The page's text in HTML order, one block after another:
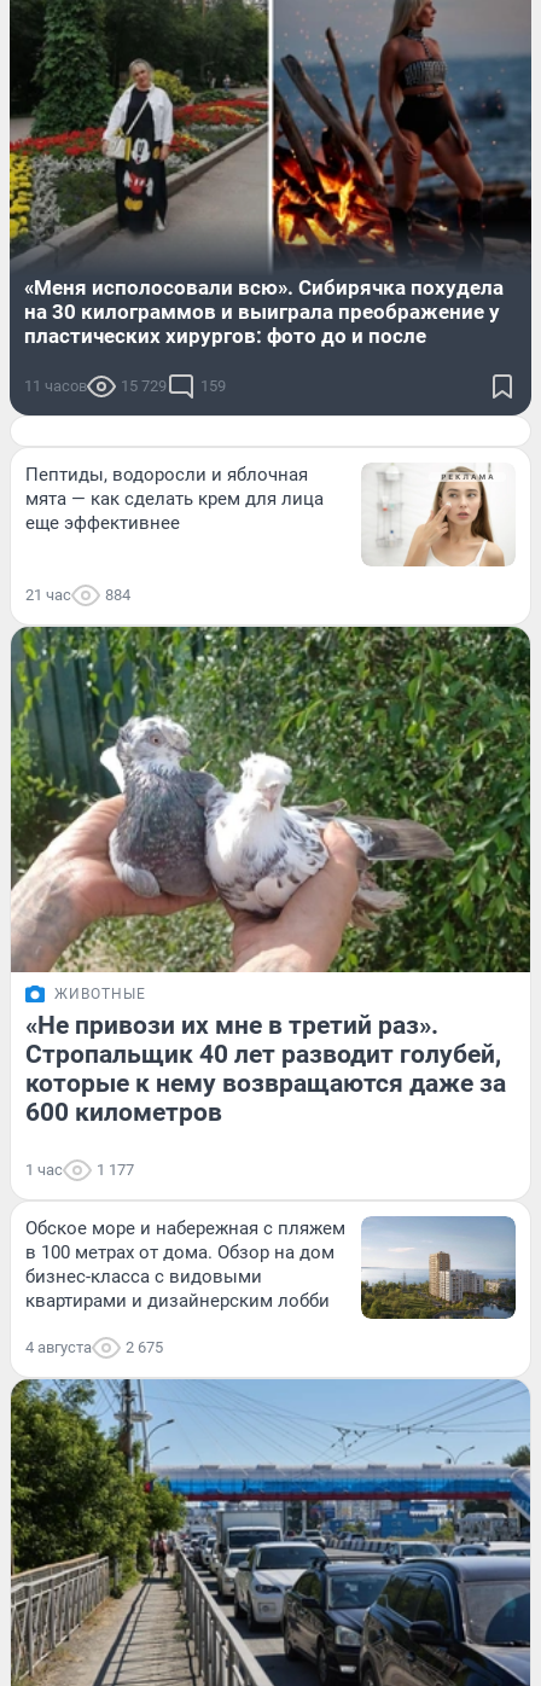
«Меня исполосовали всю». Сибирячка похудела
на 30 килограммов и выиграла преображение у
пластических хирургов: фото до и после
11 часов 15 729 159
Пептиды, водоросли и яблочная
мята — как сделать крем для лица
еще эффективнее
21 час 884
ЖИВОТНЫЕ
«Не привози их мне в третий раз».
Стропальщик 40 лет разводит голубей,
которые к нему возвращаются даже за
600 километров
1 час 1 177
Обское море и набережная с пляжем
в 100 метрах от дома. Обзор на дом
бизнес-класса с видовыми
квартирами и дизайнерским лобби
4 августа 2 675